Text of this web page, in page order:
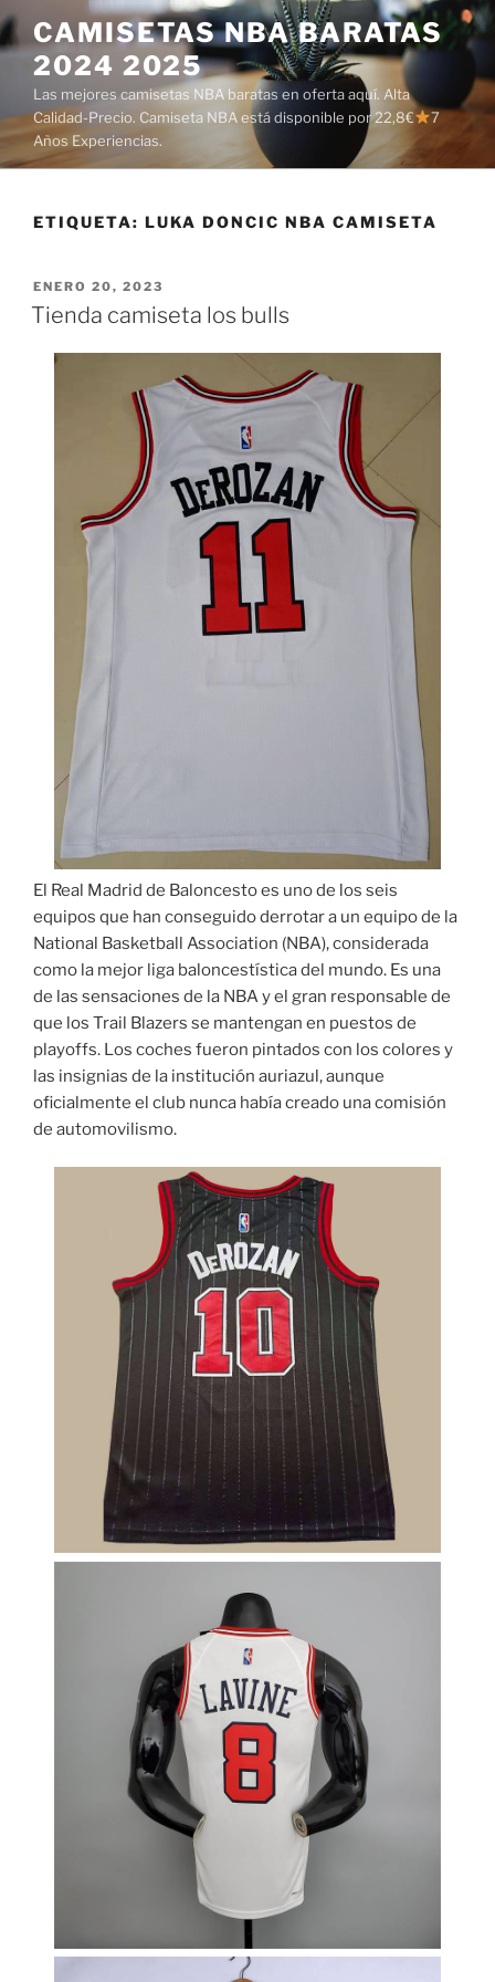
Saltar
al
contenido
CAMISETAS NBA BARATAS
2024 2025
Las mejores camisetas NBA baratas en oferta aquí. Alta
Calidad-Precio. Camiseta NBA está disponible por 22,8€
7
Años Experiencias.
ETIQUETA: LUKA DONCIC NBA CAMISETA
PUBLICADO
EL
ENERO 20, 2023
Tienda camiseta los bulls
El Real Madrid de Baloncesto es uno de los seis
equipos que han conseguido derrotar a un equipo de la
National Basketball Association (NBA), considerada
como la mejor liga baloncestística del mundo. Es una
de las sensaciones de la NBA y el gran responsable de
que los Trail Blazers se mantengan en puestos de
playoffs. Los coches fueron pintados con los colores y
las insignias de la institución auriazul, aunque
oficialmente el club nunca había creado una comisión
de automovilismo.